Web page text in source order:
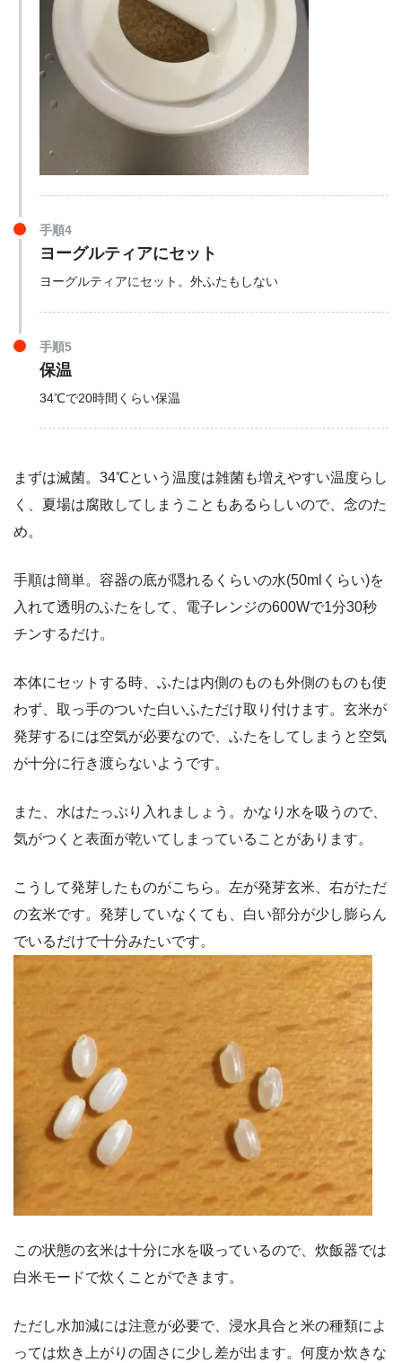
手順4
ヨーグルティアにセット
ヨーグルティアにセット。外ふたもしない
手順5
保温
34℃で20時間くらい保温
まずは滅菌。34℃という温度は雑菌も増えやすい温度らし
く、夏場は腐敗してしまうこともあるらしいので、念のた
め。
手順は簡単。容器の底が隠れるくらいの水(50mlくらい)を
入れて透明のふたをして、電子レンジの600Wで1分30秒
チンするだけ。
本体にセットする時、ふたは内側のものも外側のものも使
わず、取っ手のついた白いふただけ取り付けます。玄米が
発芽するには空気が必要なので、ふたをしてしまうと空気
が十分に行き渡らないようです。
また、水はたっぷり入れましょう。かなり水を吸うので、
気がつくと表面が乾いてしまっていることがあります。
こうして発芽したものがこちら。左が発芽玄米、右がただ
の玄米です。発芽していなくても、白い部分が少し膨らん
でいるだけで十分みたいです。
この状態の玄米は十分に水を吸っているので、炊飯器では
白米モードで炊くことができます。
ただし水加減には注意が必要で、浸水具合と米の種類によ
っては炊き上がりの固さに少し差が出ます。何度か炊きな